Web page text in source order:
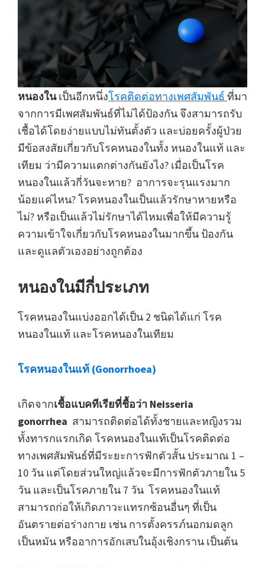
หนองในเป็นอีกหนึ่งโรคติดต่อทางเพศสัมพันธ์ ที่มา
จากการมีเพศสัมพันธ์ที่ไม่ได้ป้องกัน จึงสามารถรับ
เชื้อได้โดยง่ายแบบไม่ทันตั้งตัว และบ่อยครั้งผู้ป่วย
มีข้อสงสัยเกี่ยวกับโรคหนองในทั้ง หนองในแท้ และ
เทียม ว่ามีความแตกต่างกันยังไง? เมื่อเป็นโรค
หนองในแล้วกี่วันจะหาย? อาการจะรุนแรงมาก
น้อยแค่ไหน? โรคหนองในเป็นแล้วรักษาหายหรือ
ไม่? หรือเป็นแล้วไม่รักษาได้ไหมเพื่อให้มีความรู้
ความเข้าใจเกี่ยวกับโรคหนองในมากขึ้น ป้องกัน
และดูแลตัวเองอย่างถูกต้อง
หนองในมีกี่ประเภท
โรคหนองในแบ่งออกได้เป็น 2 ชนิดได้แก่ โรค
หนองในแท้ และโรคหนองในเทียม
โรคหนองในแท้ (Gonorrhoea)
เกิดจากเชื้อแบคทีเรียที่ชื้อว่า Neisseria
gonorrhea สามารถติดต่อได้ทั้งชายและหญิงรวม
ทั้งทารกแรกเกิด โรคหนองในแท้เป็นโรคติดต่อ
ทางเพศสัมพันธ์ที่มีระยะการฟักตัวสั้น ประมาณ 1 –
10 วัน แต่โดยส่วนใหญ่แล้วจะมีการฟักตัวภายใน 5
วัน และเป็นโรคภายใน 7 วัน โรคหนองในแท้
สามารถก่อให้เกิดภาวะแทรกซ้อนอื่นๆ ที่เป็น
อันตรายต่อร่างกาย เช่น การตั้งครรภ์นอกมดลูก
เป็นหมัน หรืออาการอักเสบในอุ้งเชิงกราน เป็นต้น